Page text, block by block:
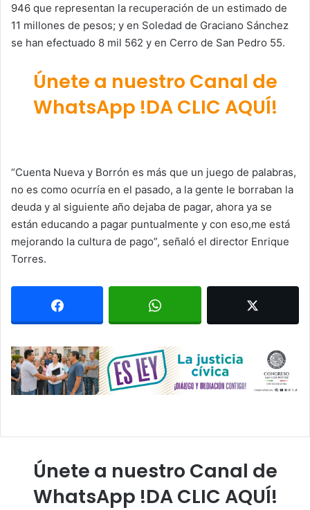
946 que representan la recuperación de un estimado de
11 millones de pesos; y en Soledad de Graciano Sánchez
se han efectuado 8 mil 562 y en Cerro de San Pedro 55.
Únete a nuestro Canal de
WhatsApp !DA CLIC AQUÍ!
“Cuenta Nueva y Borrón es más que un juego de palabras,
no es como ocurría en el pasado, a la gente le borraban la
deuda y al siguiente año dejaba de pagar, ahora ya se
están educando a pagar puntualmente y con eso,me está
mejorando la cultura de pago”, señaló el director Enrique
Torres.
Únete a nuestro Canal de
WhatsApp !DA CLIC AQUÍ!